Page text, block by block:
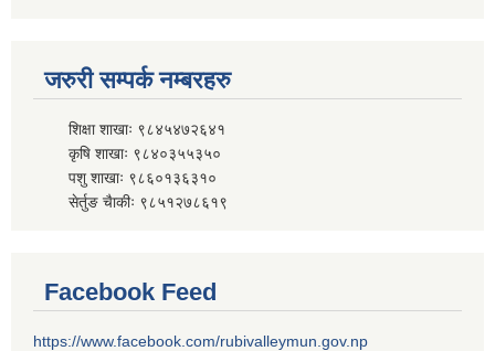
जरुरी सम्पर्क नम्बरहरु
शिक्षा शाखाः ९८४५४७२६४१
कृषि शाखाः ९८४०३५५३५०
पशु शाखाः ९८६०१३६३१०
सेर्तुङ चैाकीः ९८५१२७८६१९
Facebook Feed
https://www.facebook.com/rubivalleymun.gov.np